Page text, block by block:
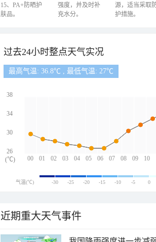
15、PA+防晒护
肤品。
强度，并及时补
充水分。
源，适当采取
护措施。
过去24小时整点天气实况
最高气温: 36.8℃ , 最低气温: 27℃
00 01 02 03 04 05 06 07 08 09 10
38
34
30
26
(℃)
气温(℃) -30 -25 -20 -15 -10 -5 0
近期重大天气事件